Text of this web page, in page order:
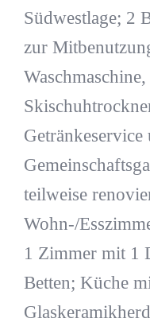
Südwestlage; 2
zur
teilweise
Wohn-/
1 Zimmer mit 1
Betten; Küche